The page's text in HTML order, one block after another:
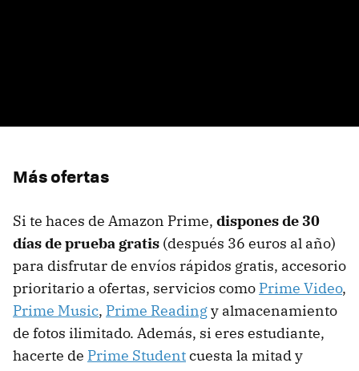
Más ofertas
Si te haces de Amazon Prime, dispones de 30
días de prueba gratis (después 36 euros al año)
para disfrutar de envíos rápidos gratis, accesorio
prioritario a ofertas, servicios como Prime Video,
Prime Music, Prime Readingy almacenamiento
de fotos ilimitado. Además, si eres estudiante,
hacerte de Prime Studentcuesta la mitad y